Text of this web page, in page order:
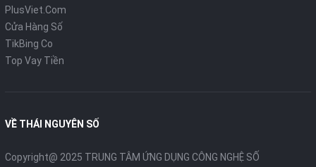
PlusViet.Com
Cửa Hàng Số
TikBing Co
Top Vay Tiền
VỀ THÁI NGUYÊN SỐ
Copyright@ 2025 TRUNG TÂM ỨNG DỤNG CÔNG NGHỆ SỐ